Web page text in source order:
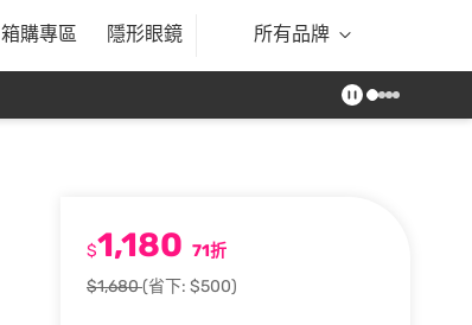
箱購專區 隱形眼鏡 所有品牌
$1,180 71折
$1,680(省下: $500)